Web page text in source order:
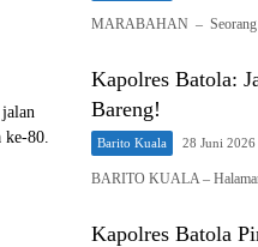
MARABAHAN – Seorang
Kapolres Batola:
Bareng!
Barito Kuala 28 Juni 2026
BARITO KUALA –
Kapolres Batola